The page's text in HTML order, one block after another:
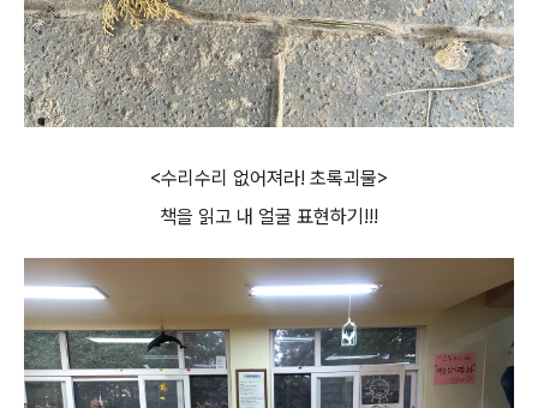
<수리수리 없어져라! 초록괴물>
책을 읽고 내 얼굴 표현하기!!!